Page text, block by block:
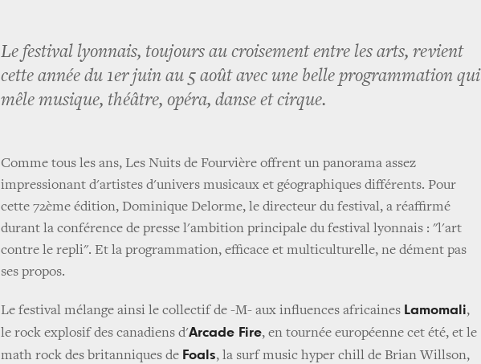
Le festival lyonnais, toujours au croisement entre les arts, revient
cette année du 1er juin au 5 août avec une belle programmation qui
mêle musique, théâtre, opéra, danse et cirque.
Comme tous les ans, Les Nuits de Fourvière offrent un panorama assez
impressionant d'artistes d'univers musicaux et géographiques différents. Pour
cette 72ème édition, Dominique Delorme, le directeur du festival, a réaffirmé
durant la conférence de presse l'ambition principale du festival lyonnais : "l'art
contre le repli". Et la programmation, efficace et multiculturelle, ne dément pas
ses propos.
Le festival mélange ainsi le collectif de -M- aux influences africaines Lamomali,
le rock explosif des canadiens d'Arcade Fire, en tournée européenne cet été, et le
math rock des britanniques de Foals, la surf music hyper chill de Brian Willson,